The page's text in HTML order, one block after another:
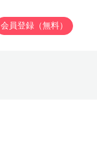
会員登録（無料）